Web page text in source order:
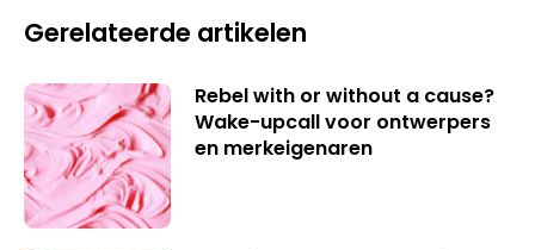
Gerelateerde artikelen
Rebel with or without a cause?
Wake-upcall voor ontwerpers
en merkeigenaren